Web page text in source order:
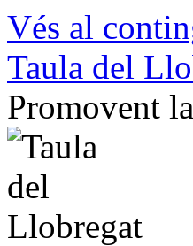
Vés al
Taula del
Promovent